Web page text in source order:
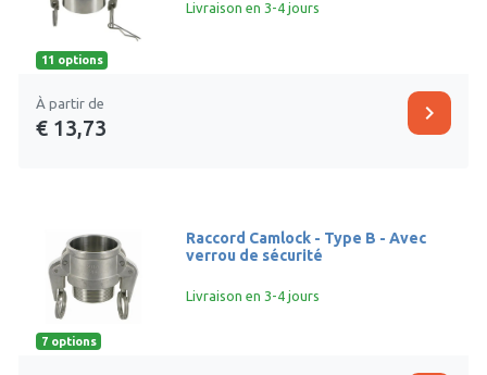
11 options
Livraison en 3-4 jours
À partir de
€ 13,73
chevron_right
7 options
Raccord Camlock - Type B - Avec
verrou de sécurité
Livraison en 3-4 jours